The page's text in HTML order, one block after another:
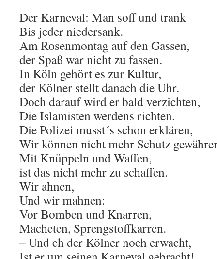
Der Karneval: Man soff und trank
Bis jeder niedersank.
Am Rosenmontag auf den Gassen,
der Spaß war nicht zu fassen.
In Köln gehört es zur Kultur,
der Kölner stellt danach die Uhr.
Doch darauf wird er bald verzichten,
Die Islamisten werdens richten.
Die Polizei musst´s schon erklären,
Wir können nicht mehr Schutz
Mit Knüppeln und Waffen,
ist das nicht mehr zu schaffen.
Wir ahnen,
Und wir mahnen:
Vor Bomben und Knarren,
Macheten, Sprengstoffkarren.
– Und eh der Kölner noch erwacht,